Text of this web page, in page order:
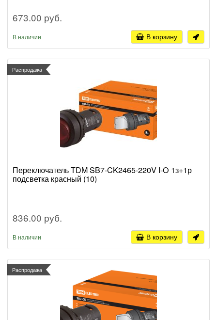
673.00 руб.
В наличии В корзину
Распродажа
Переключатель TDM SB7-CK2465-220V I-O 1з+1р
подсветка красный (10)
836.00 руб.
В наличии В корзину
Распродажа